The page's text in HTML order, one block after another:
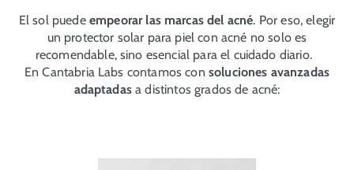
El sol puede empeorar las marcas del acné. Por eso, elegir
un protector solar para piel con acné no solo es
recomendable, sino esencial para el cuidado diario.
En Cantabria Labs contamos con soluciones avanzadas
adaptadasa distintos grados de acné: